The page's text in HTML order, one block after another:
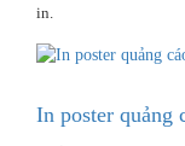
in.
In poster quảng